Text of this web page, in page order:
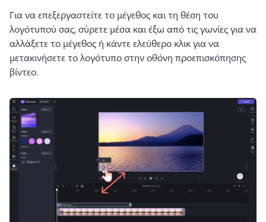
Για να επεξεργαστείτε το μέγεθος και τη θέση του
λογότυπού σας, σύρετε μέσα και έξω από τις γωνίες για να
αλλάξετε το μέγεθος ή κάντε ελεύθερο κλικ για να
μετακινήσετε το λογότυπο στην οθόνη προεπισκόπησης
βίντεο.